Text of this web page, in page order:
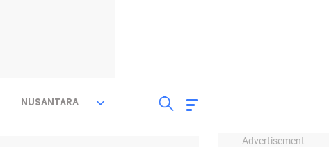
Advertisement
NUSANTARA